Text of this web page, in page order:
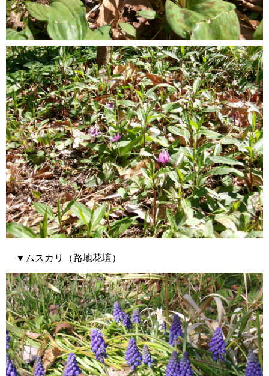
▼ムスカリ（路地花壇）